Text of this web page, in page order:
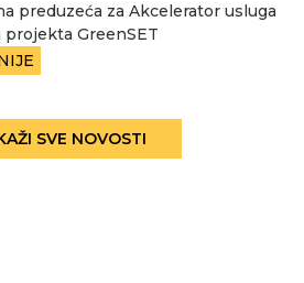
preduzeća za Akcelerator usluga
projekta GreenSET
SVE NOVOSTI